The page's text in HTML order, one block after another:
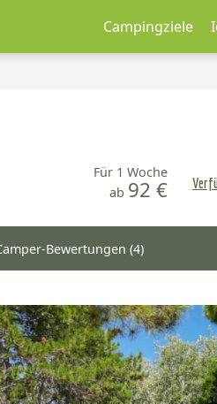
Campingziele
Für 1 Woche
ab 92 €
Bewertungen (4)